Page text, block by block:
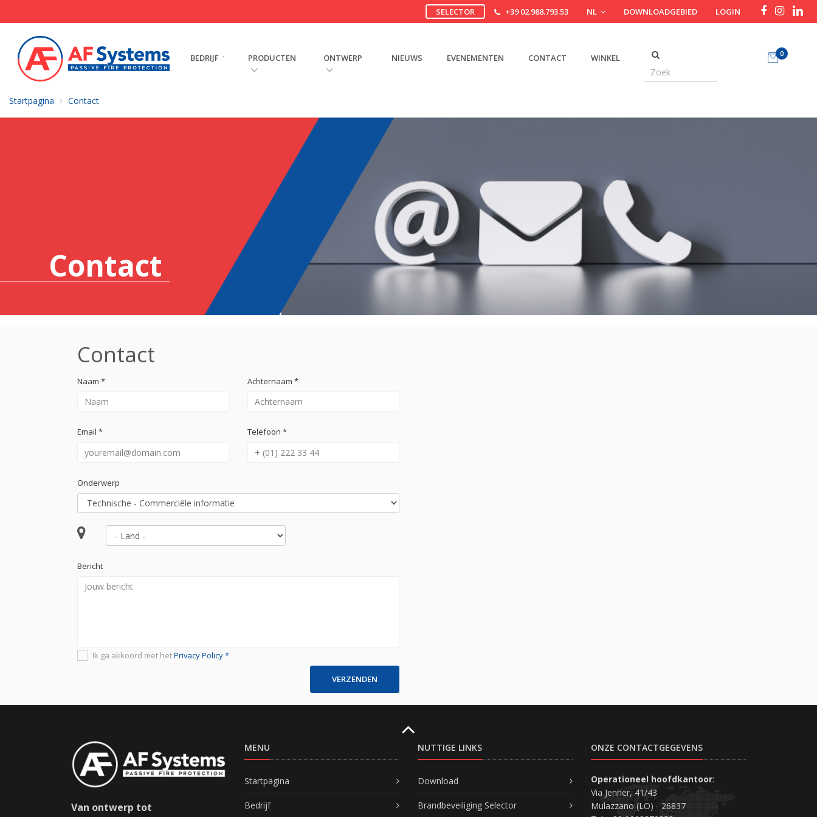
SELECTOR +39 02.988.793.53 NL DOWNLOADGEBIED LOGIN
BEDRIJF PRODUCTEN ONTWERP NIEUWS EVENEMENTEN CONTACT WINKEL 0
Startpagina Contact
Contact
Contact
Naam * Achternaam *
Email * Telefoon *
Onderwerp
Bericht
Ik ga akkoord met hetPrivacy Policy *
VERZENDEN
Van ontwerp tot
MENU
Startpagina
Bedrijf
NUTTIGE LINKS
Download
Brandbeveiliging Selector
ONZE CONTACTGEGEVENS
Operationeel hoofdkantoor:
Via Jenner, 41/43
Mulazzano (LO) - 26837